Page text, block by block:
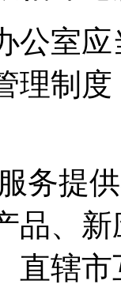
公室
理制
务提
品、
直辖